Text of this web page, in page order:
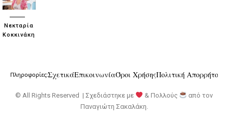
Νεκταρία
Κοκκινάκη
Πληροφορίες:ΣχετικάΕπικοινωνίαΌροι ΧρήσηςΠολιτική Απορρήτου
© All Rights Reserved | Σχεδιάστηκε με & Πολλούς
από τον
Παναγιώτη Σακαλάκη.